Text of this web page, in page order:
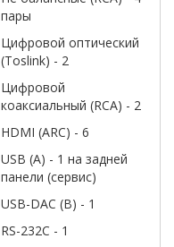
пары
Цифровой оптический
(Toslink) - 2
Цифровой
коаксиальный (RCA) - 2
HDMI (ARC) - 6
USB (A) - 1 на задней
панели (сервис)
USB-DAC (B) - 1
RS-232C - 1